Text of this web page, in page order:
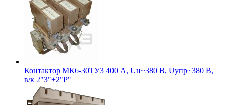
Контактор МК6-30ТУ3 400 А, Uн~380 В, Uупр~380 В,
в/к 2"З"+2"Р"